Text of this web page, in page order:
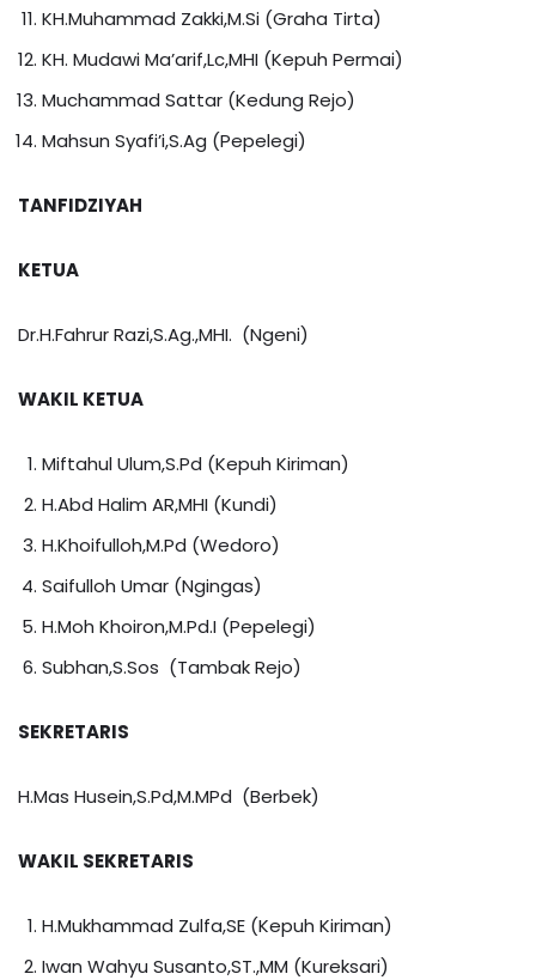
KH.Muhammad Zakki,M.Si (Graha Tirta)
KH. Mudawi Ma’arif,Lc,MHI (Kepuh Permai)
Muchammad Sattar (Kedung Rejo)
Mahsun Syafi’i,S.Ag (Pepelegi)
TANFIDZIYAH
KETUA
Dr.H.Fahrur Razi,S.Ag.,MHI. (Ngeni)
WAKIL KETUA
Miftahul Ulum,S.Pd (Kepuh Kiriman)
H.Abd Halim AR,MHI (Kundi)
H.Khoifulloh,M.Pd (Wedoro)
Saifulloh Umar (Ngingas)
H.Moh Khoiron,M.Pd.I (Pepelegi)
Subhan,S.Sos (Tambak Rejo)
SEKRETARIS
H.Mas Husein,S.Pd,M.MPd (Berbek)
WAKIL SEKRETARIS
H.Mukhammad Zulfa,SE (Kepuh Kiriman)
Iwan Wahyu Susanto,ST.,MM (Kureksari)